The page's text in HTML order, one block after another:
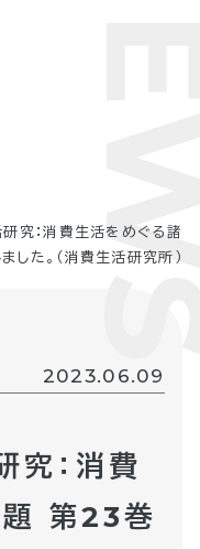
究：消費生活をめぐる諸
した。（消費生活研究所）
2023.06.09
究：消費
第23巻